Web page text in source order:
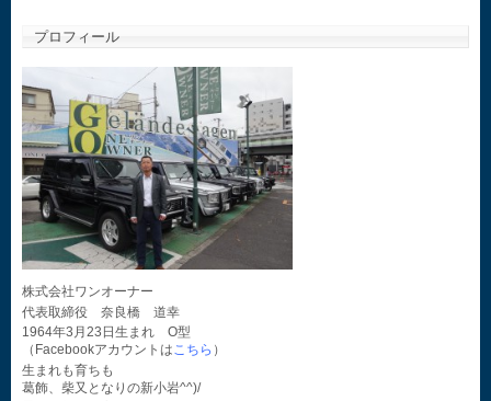
プロフィール
株式会社ワンオーナー
代表取締役 奈良橋 道幸
1964年3月23日生まれ O型
（Facebookアカウントはこちら ）
生まれも育ちも
葛飾、柴又となりの新小岩^^)/